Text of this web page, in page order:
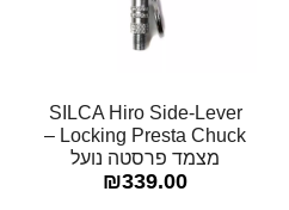
SILCA Hiro Side-Lever
Locking Presta Chuck –
מצמד פרסטה נועל
₪339.00